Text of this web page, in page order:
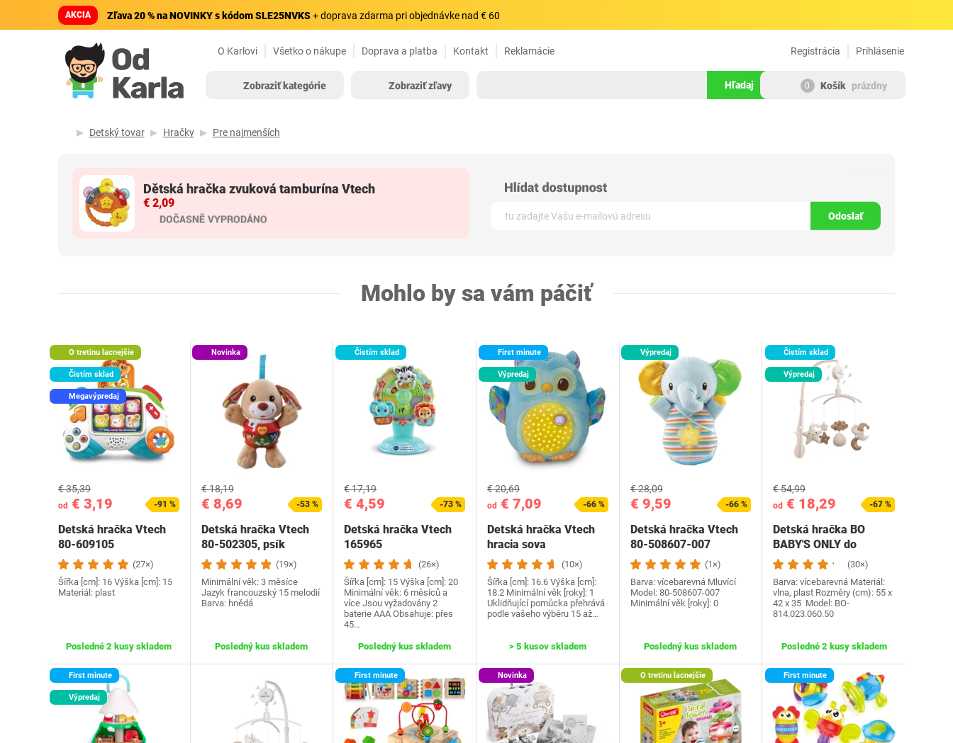
AKCIA Zľava 20 % na NOVINKY s kódom SLE25NVKS+ doprava zdarma pri objednávke nad € 60
O Karlovi Všetko o nákupe Doprava a platba Kontakt Reklamácie Prihlásenie
Registrácia
Zobraziť kategórie Zobraziť zľavy Hľadaj 0 Košík prázdny
Detský tovar Hračky Pre najmenších
Dětská hračka zvuková tamburína Vtech
€ 2,09
Odoslať
Mohlo by sa vám páčiť
O tretinu lacnejšie
Čistím sklad
Megavýpredaj
od € 3,19
€ 35,39
-91 %
Detská hračka Vtech
80-609105
(27×)
Šířka [cm]: 16 Výška [cm]: 15
Materiál: plast
Posledné 2 kusy skladem
Novinka
€ 8,69
€ 18,19
-53 %
Detská hračka Vtech
‎80-502305, psík
(19×)
Minimální věk: 3 měsíce
Jazyk francouzský 15 melodií
Barva: hnědá
Posledný kus skladem
Čistím sklad
€ 4,59
€ 17,19
-73 %
Detská hračka Vtech
165965
(26×)
Šířka [cm]: 15 Výška [cm]: 20
Minimální věk: 6 měsíců a
více Jsou vyžadovány 2
baterie AAA Obsahuje: přes
45…
Posledný kus skladem
First minute
Výpredaj
od€ 7,09
€ 20,69
-66 %
Detská hračka Vtech
hracia sova
(10×)
Šířka [cm]: 16.6 Výška [cm]:
18.2 Minimální věk [roky]: 1
Uklidňující pomůcka přehrává
podle vašeho výběru 15 až…
> 5 kusov skladem
Výpredaj
€ 9,59
€ 28,09
-66 %
Detská hračka Vtech
80-508607-007
hovoriaca
(1×)
Barva: vícebarevná Mluvící
Model: ‎80-508607-007
Minimální věk [roky]: 0
Posledný kus skladem
Čistím sklad
Výpredaj
od € 18,29
€ 54,99
-67 %
Detská hračka BO
BABY'S ONLY do
postele
(30×)
Barva: vícebarevná Materiál:
vlna, plast Rozměry (cm): 55 x
42 x 35 Model: ‎BO-
814.023.060.50
Posledné 2 kusy skladem
First minute
Výpredaj
First minute Novinka O tretinu lacnejšie First minute